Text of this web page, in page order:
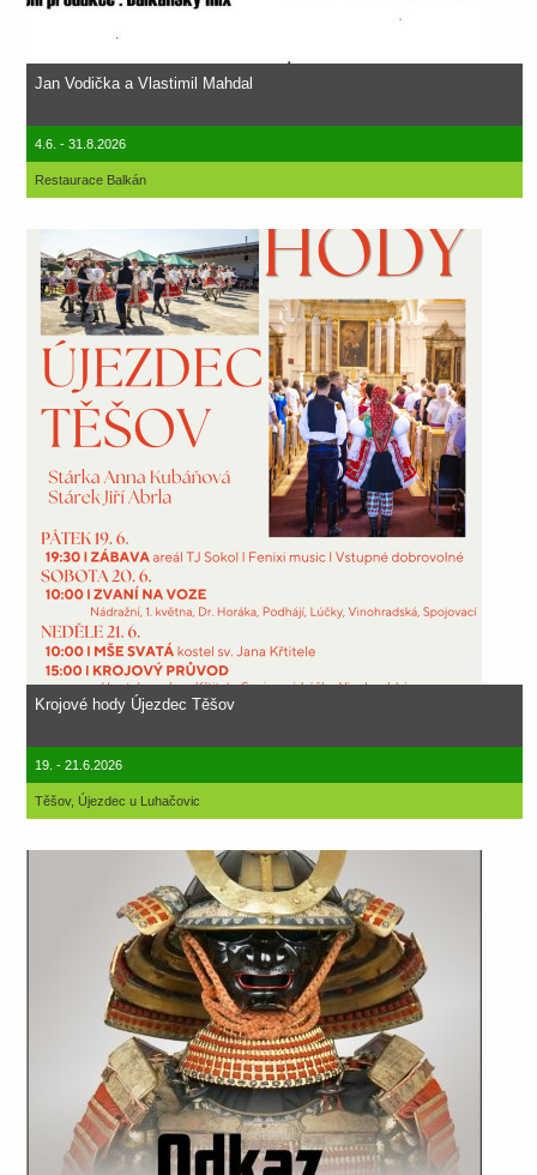
Jan Vodička a Vlastimil Mahdal
4.6. - 31.8.2026
Restaurace Balkán
Krojové hody Újezdec Těšov
19. - 21.6.2026
Těšov, Újezdec u Luhačovic